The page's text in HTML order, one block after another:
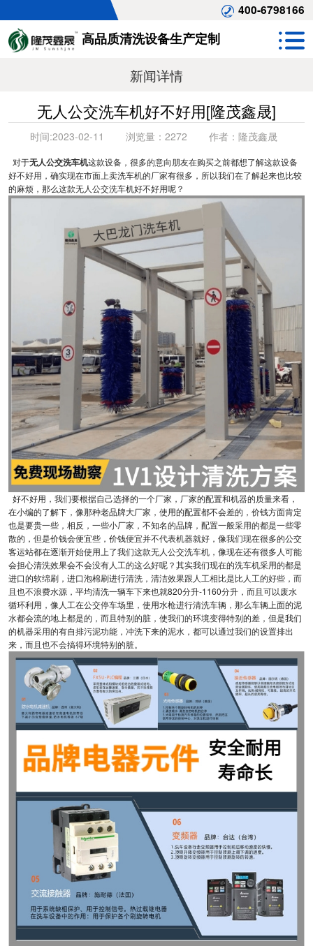
400-6798166
高品质清洗设备生产定制
新闻详情
无人公交洗车机好不好用[隆茂鑫晟]
时间:2023-02-11 浏览量： 2272 作者： 隆茂鑫晟
对于无人公交洗车机这款设备，很多的意向朋友在购买之前都想了解这款设备
好不好用，确实现在市面上卖洗车机的厂家有很多，所以我们在了解起来也比较
的麻烦，那么这款无人公交洗车机好不好用呢？
好不好用，我们要根据自己选择的一个厂家，厂家的配置和机器的质量来看，
在小编的了解下，像那种老品牌大厂家，使用的配置都不会差的，价钱方面肯定
也是要贵一些，相反，一些小厂家，不知名的品牌，配置一般采用的都是一些零
散的，但是价钱会便宜些，价钱便宜并不代表机器就好，像我们现在很多的公交
客运站都在逐渐开始使用上了我们这款无人公交洗车机，像现在还有很多人可能
会担心清洗效果会不会没有人工的这么好呢？其实我们现在的洗车机采用的都是
进口的软绵刷，进口泡棉刷进行清洗，清洁效果跟人工相比是比人工的好些，而
且也不浪费水源，平均清洗一辆车下来也就820分升-1160分升，而且可以废水
循环利用，像人工在公交停车场里，使用水枪进行清洗车辆，那么车辆上面的泥
水都会流的地上都是的，而且特别的脏，使我们的环境变得特别的差，但是我们
的机器采用的有自排污泥功能，冲洗下来的泥水，都可以通过我们的设置排出
来，而且也不会搞得环境特别的脏。